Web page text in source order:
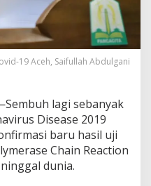
19 Aceh, Saifullah Abdulgani
lagi sebanyak
Disease 2019
baru hasil uji
Chain Reaction
dunia.